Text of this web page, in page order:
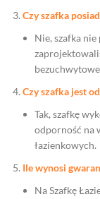
Czy szafka
Nie, szafka
Czy szafka jest
Tak, szafkę
odporność na
łazienkowych.
Ile wynosi
Na Szafkę